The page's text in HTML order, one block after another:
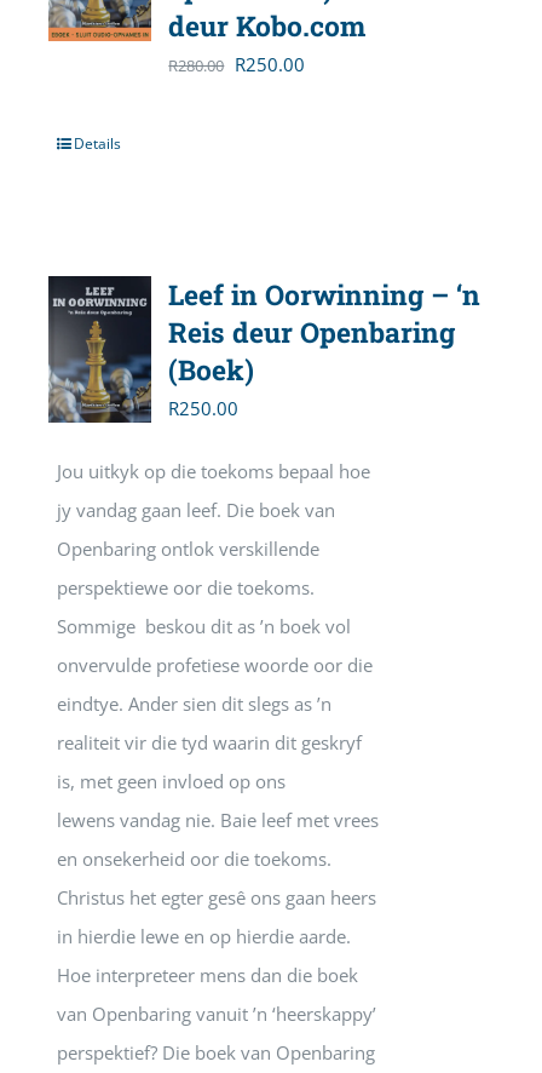
deur Kobo.com
R280.00 Original
R250.00
Details
Leef in Oorwinning – ‘n
Reis deur Openbaring
(Boek)
R250.00
Jou uitkyk op die toekoms bepaal hoe
jy vandag gaan leef. Die boek van
Openbaring ontlok verskillende
perspektiewe oor die toekoms.
Sommige beskou dit as ’n boek vol
onvervulde profetiese woorde oor die
eindtye. Ander sien dit slegs as ’n
realiteit vir die tyd waarin dit geskryf
is, met geen invloed op ons
lewens vandag nie. Baie leef met vrees
en onsekerheid oor die toekoms.
Christus het egter gesê ons gaan heers
in hierdie lewe en op hierdie aarde.
Hoe interpreteer mens dan die boek
van Openbaring vanuit ’n ‘heerskappy’
perspektief? Die boek van Openbaring